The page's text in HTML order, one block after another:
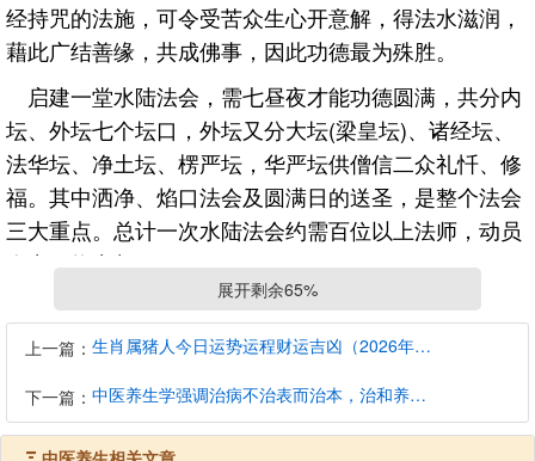
经持咒的法施，可令受苦众生心开意解，得法水滋润，
藉此广结善缘，共成佛事，因此功德最为殊胜。
启建一堂水陆法会，需七昼夜才能功德圆满，共分内
坛、外坛七个坛口，外坛又分大坛(梁皇坛)、诸经坛、
法华坛、净土坛、楞严坛，华严坛供僧信二众礼忏、修
福。其中洒净、焰口法会及圆满日的送圣，是整个法会
三大重点。总计一次水陆法会约需百位以上法师，动员
人力、物力颇巨。
若法会由一般信徒共同发起、集资修设，称为“众姓水
陆”;如果财力雄厚，发大心独资营办，称为“独姓水陆”。
以万缘共成佛事;，故称“万缘水陆法会”。
参加水陆法会的意义在于学习平等心度众，以无遮大
展开剩余65%
上一篇： 生肖属猪人今日运势运程财运吉凶（2026年8月7日）详解查询
下一篇： 中医养生学强调治病不治表而治本，治和养兼顾是有必要的